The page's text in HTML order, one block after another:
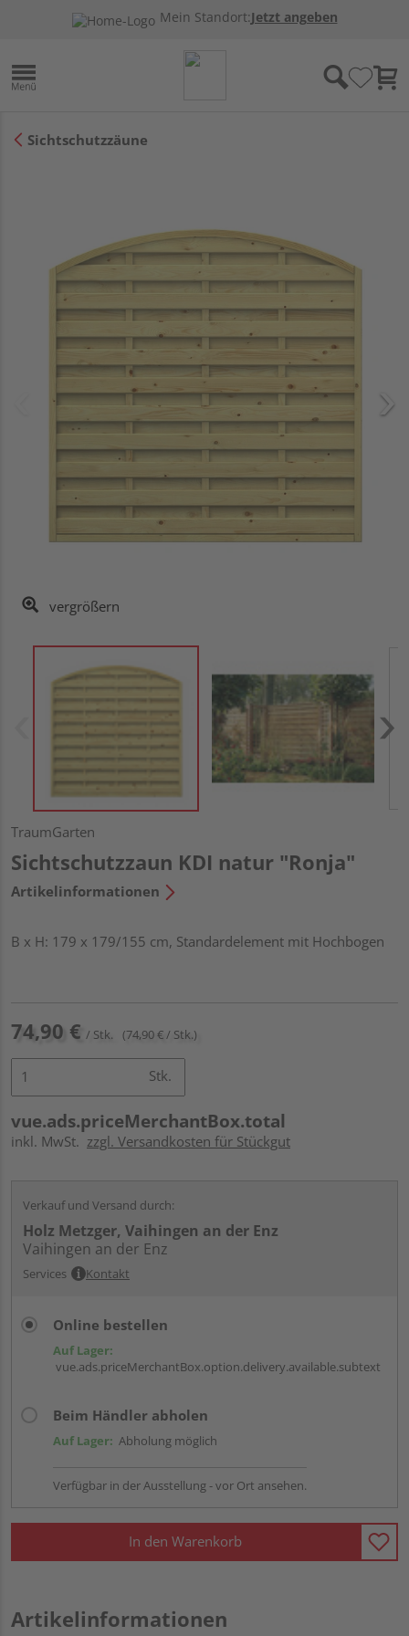
Mein Standort:Jetzt angeben
Sichtschutzzäune
vergrößern
TraumGarten
Sichtschutzzaun KDI natur "Ronja"
Artikelinformationen
B x H: 179 x 179/155 cm, Standardelement mit Hochbogen
74,90 € / Stk. (74,90 € / Stk.)
Stk.
vue.ads.priceMerchantBox.total
inkl. MwSt. zzgl. Versandkosten für Stückgut
Verkauf und Versand durch:
Holz Metzger, Vaihingen an der Enz
Vaihingen an der Enz
Services Kontakt
Online bestellen
Auf Lager:
vue.ads.priceMerchantBox.option.delivery.available.subtext
Beim Händler abholen
Auf Lager: Abholung möglich
Verfügbar in der Ausstellung - vor Ort ansehen.
In den Warenkorb
Artikelinformationen